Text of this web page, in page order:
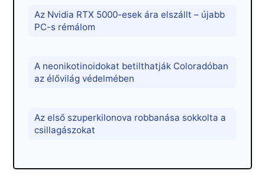
Az Nvidia RTX 5000-esek ára elszállt – újabb
PC-s rémálom
A neonikotinoidokat betilthatják Coloradóban
az élővilág védelmében
Az első szuperkilonova robbanása sokkolta a
csillagászokat